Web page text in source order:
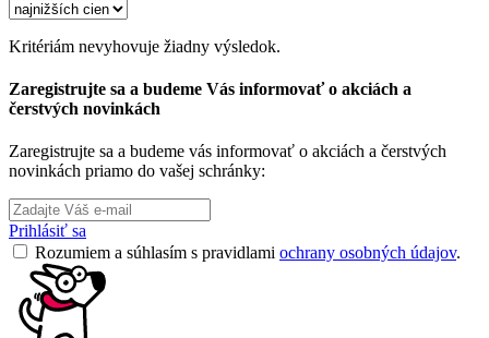
Kritériám nevyhovuje žiadny výsledok.
Zaregistrujte sa a budeme Vás informovať o akciách a
čerstvých novinkách
Zaregistrujte sa a budeme vás informovať o akciách a čerstvých
novinkách priamo do vašej schránky:
Prihlásiť sa
Rozumiem a súhlasím s pravidlami ochrany osobných údajov.